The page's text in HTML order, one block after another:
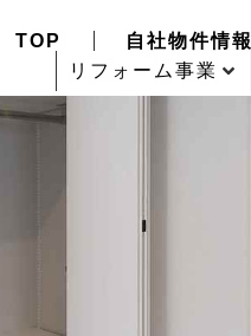
TOP 自社物件情報
リフォーム事業